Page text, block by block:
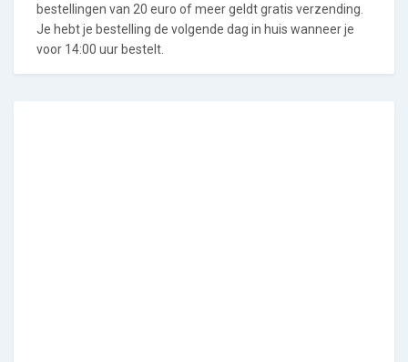
bestellingen van 20 euro of meer geldt gratis verzending.
Je hebt je bestelling de volgende dag in huis wanneer je
voor 14:00 uur bestelt.